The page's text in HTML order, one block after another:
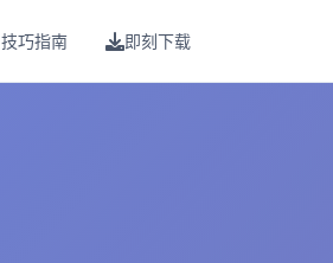
技巧指南 即刻下载